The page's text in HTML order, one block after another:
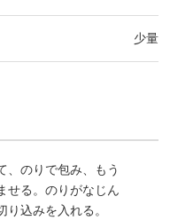
少量
、のりで包み、もう
せる。のりがなじん
込みを入れる。